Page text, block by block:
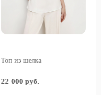
Топ из шелка
22 000 руб.